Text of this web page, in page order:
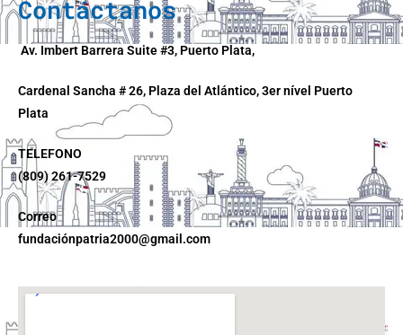
Contáctanos
Av. Imbert Barrera Suite #3, Puerto Plata,
Cardenal Sancha # 26, Plaza del Atlántico, 3er nível Puerto
Plata
TELEFONO
(809) 261-7529
Correo
fundaciónpatria2000@gmail.com